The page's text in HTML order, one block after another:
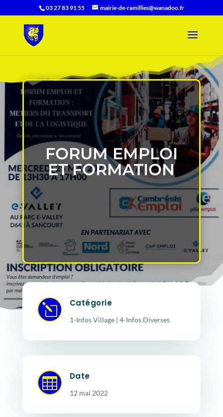
03 27 83 91 55 mairie-de-ramillies@wanadoo.fr
FORUM EMPLOI
ET FORMATION
l Catégorie
1-Infos Village| 4-Infos Diverses
 Date
12 mai 2022